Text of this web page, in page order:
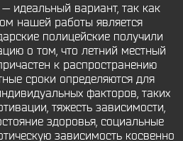
идеальный вариант, так как
нашей работы является
полицейские получили
о том, что летний местный
к распространению
сроки определяются для
факторов, таких
тяжесть зависимости,
здоровья, социальные
зависимость косвенно